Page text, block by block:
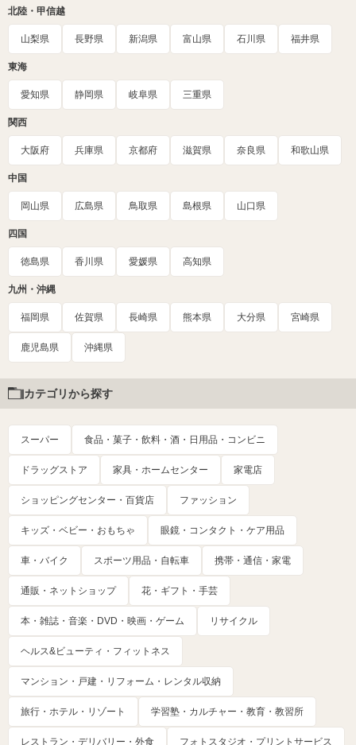
北陸・甲信越
山梨県 長野県 新潟県 富山県 石川県 福井県
東海
愛知県 静岡県 岐阜県 三重県
関西
大阪府 兵庫県 京都府 滋賀県 奈良県 和歌山県
中国
岡山県 広島県 鳥取県 島根県 山口県
四国
徳島県 香川県 愛媛県 高知県
九州・沖縄
福岡県 佐賀県 長崎県 熊本県 大分県 宮崎県
鹿児島県 沖縄県
カテゴリから探す
スーパー 食品・菓子・飲料・酒・日用品・コンビニ
ドラッグストア 家具・ホームセンター 家電店
ショッピングセンター・百貨店 ファッション
キッズ・ベビー・おもちゃ 眼鏡・コンタクト・ケア用品
車・バイク スポーツ用品・自転車 携帯・通信・家電
通販・ネットショップ 花・ギフト・手芸
本・雑誌・音楽・DVD・映画・ゲーム リサイクル
ヘルス&ビューティ・フィットネス
マンション・戸建・リフォーム・レンタル収納
旅行・ホテル・リゾート 学習塾・カルチャー・教育・教習所
レストラン・デリバリー・外食 フォトスタジオ・プリントサービス